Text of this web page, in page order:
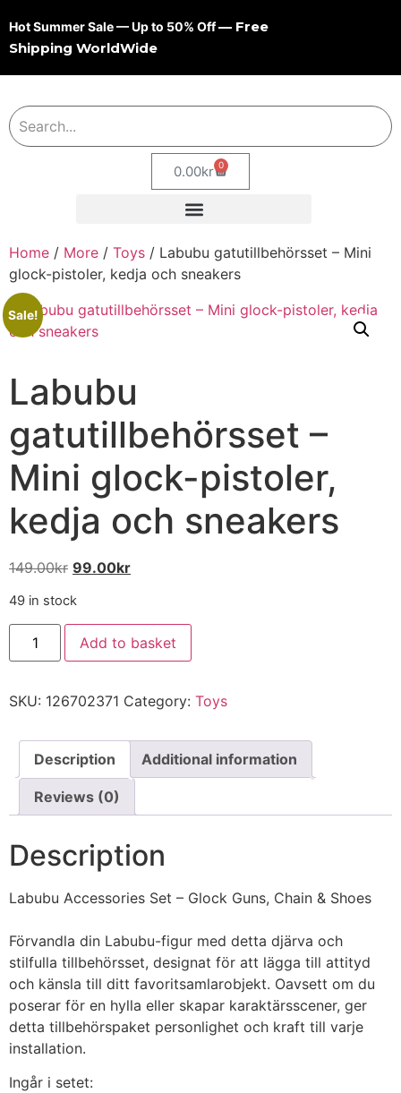
Hot Summer Sale — Up to 50% Off— Free
Shipping WorldWide
0.00kr 0
Home / More / Toys / Labubu gatutillbehörsset – Mini
glock-pistoler, kedja och sneakers
Sale!
Labubu
gatutillbehörsset –
Mini glock-pistoler,
kedja och sneakers
149.00kr 99.00kr
49 in stock
Add to basket
SKU: 126702371 Category: Toys
Description Additional information
Reviews (0)
Description
Labubu Accessories Set – Glock Guns, Chain & Shoes
Förvandla din Labubu-figur med detta djärva och
stilfulla tillbehörsset, designat för att lägga till attityd
och känsla till ditt favoritsamlarobjekt. Oavsett om du
poserar för en hylla eller skapar karaktärsscener, ger
detta tillbehörspaket personlighet och kraft till varje
installation.
Ingår i setet: